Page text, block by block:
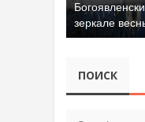
зеркале
ПОИСК